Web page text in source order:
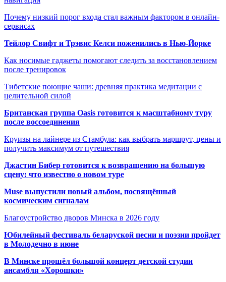
Почему низкий порог входа стал важным фактором в онлайн-
сервисах
Тейлор Свифт и Трэвис Келси поженились в Нью-Йорке
Как носимые гаджеты помогают следить за восстановлением
после тренировок
Тибетские поющие чаши: древняя практика медитации с
целительной силой
Британская группа Oasis готовится к масштабному туру
после воссоединения
Круизы на лайнере из Стамбула: как выбрать маршрут, цены и
получить максимум от путешествия
Джастин Бибер готовится к возвращению на большую
сцену: что известно о новом туре
Muse выпустили новый альбом, посвящённый
космическим сигналам
Благоустройство дворов Минска в 2026 году
Юбилейный фестиваль беларуской песни и поэзии пройдет
в Молодечно в июне
В Минске прошёл большой концерт детской студии
ансамбля «Хорошки»